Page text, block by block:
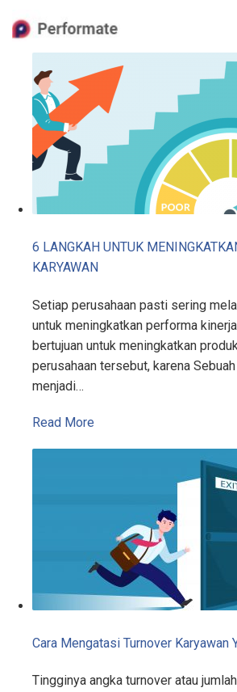
content
6 LANGKAH UNTUK
KARYAWAN
Setiap perusahaan pasti sering
untuk meningkatkan performa
bertujuan untuk meningkatkan
perusahaan tersebut, karena
menjadi…
Read More
Cara Mengatasi Turnover Karyawan
Tingginya angka turnover atau